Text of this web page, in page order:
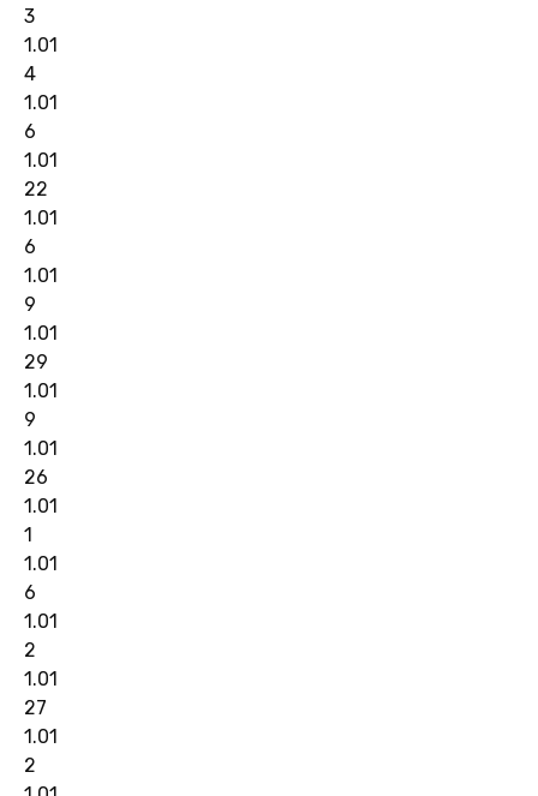
3
1.01
4
1.01
6
1.01
22
1.01
6
1.01
9
1.01
29
1.01
9
1.01
26
1.01
1
1.01
6
1.01
2
1.01
27
1.01
2